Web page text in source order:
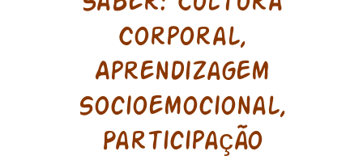
Corporal,
Aprendizagem
Socioemocional,
Participação